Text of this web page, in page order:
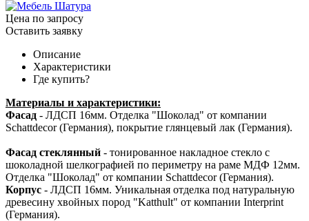
Цена по запросу
Оставить заявку
Описание
Характеристики
Где купить?
Материалы и характеристики:
Фасад - ЛДСП 16мм. Отделка "Шоколад" от компании
Schattdecor (Германия), покрытие глянцевый лак (Германия).
Фасад стеклянный - тонированное накладное стекло с
шоколадной шелкографией по периметру на раме МДФ 12мм.
Отделка "Шоколад" от компании Schattdecor (Германия).
Корпус - ЛДСП 16мм. Уникальная отделка под натуральную
древесину хвойных пород "Katthult" от компании Interprint
(Германия).